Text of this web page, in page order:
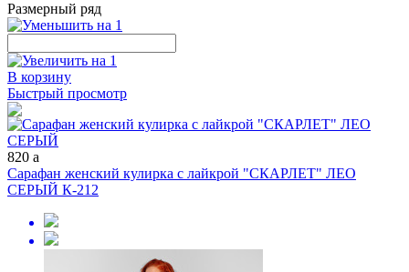
Размерный ряд
В корзину
Быстрый просмотр
820 a
Сарафан женский кулирка с лайкрой "СКАРЛЕТ" ЛЕО
СЕРЫЙ К-212